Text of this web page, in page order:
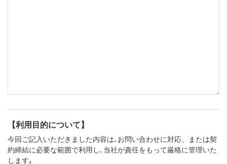
【利用目的について】
今回ご記入いただきました内容は､お問い合わせに対応、または契
約締結に必要な範囲で利用し､当社が責任をもって厳格に管理いた
します｡